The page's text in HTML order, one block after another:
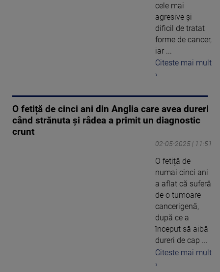
cele mai
agresive şi
dificil de tratat
forme de cancer,
iar ...
Citeste mai mult
›
O fetiță de cinci ani din Anglia care avea dureri
când strănuta și râdea a primit un diagnostic
crunt
02-05-2025 | 11:51
O fetiță de
numai cinci ani
a aflat că suferă
de o tumoare
cancerigenă,
după ce a
început să aibă
dureri de cap ...
Citeste mai mult
›